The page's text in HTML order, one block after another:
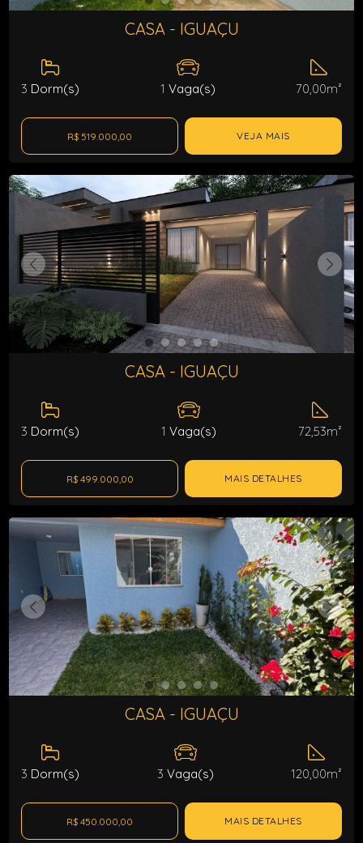
CASA - IGUAÇU
3 Dorm(s) 1 Vaga(s) 70,00m²
R$ 519.000,00 VEJA MAIS
CASA - IGUAÇU
3 Dorm(s) 1 Vaga(s) 72,53m²
R$ 499.000,00 MAIS DETALHES
CASA - IGUAÇU
3 Dorm(s) 3 Vaga(s) 120,00m²
R$ 450.000,00 MAIS DETALHES